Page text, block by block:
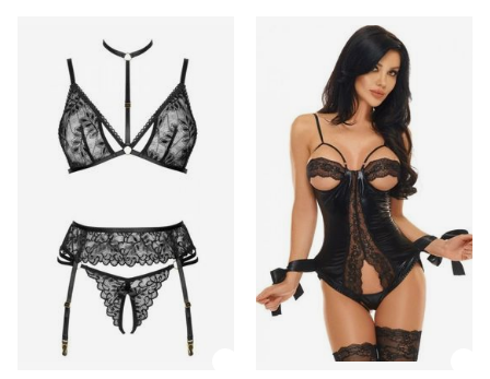
Komplet bielizny damskiej koronkowy Beauty Night
Beauty Night - Komplet